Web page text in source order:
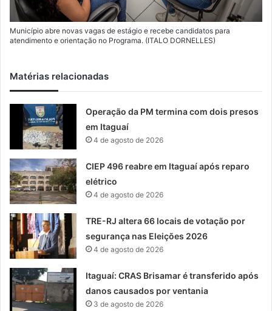
Município abre novas vagas de estágio e recebe candidatos para
atendimento e orientação no Programa. (ITALO DORNELLES)
Matérias relacionadas
Operação da PM termina com dois presos
em Itaguaí
4 de agosto de 2026
CIEP 496 reabre em Itaguaí após reparo
elétrico
4 de agosto de 2026
TRE-RJ altera 66 locais de votação por
segurança nas Eleições 2026
4 de agosto de 2026
Itaguaí: CRAS Brisamar é transferido após
danos causados por ventania
3 de agosto de 2026